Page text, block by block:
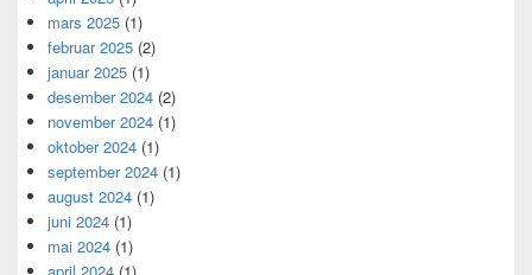
mars 2025 (1)
februar 2025 (2)
januar 2025 (1)
desember 2024 (2)
november 2024 (1)
oktober 2024 (1)
september 2024 (1)
august 2024 (1)
juni 2024 (1)
mai 2024 (1)